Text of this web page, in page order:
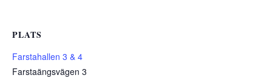
PLATS
Farstahallen 3 & 4
Farstaängsvägen 3